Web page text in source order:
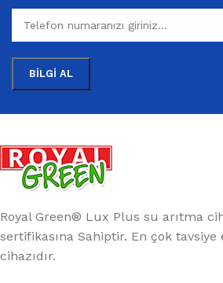
Royal Green® Lux Plus su arıtma
sertifikasına Sahiptir. En çok
cihazıdır.